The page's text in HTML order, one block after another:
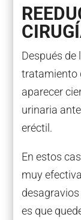
Después
tratamiento
aparecer
urinaria
eréctil.
En estos
muy
es que